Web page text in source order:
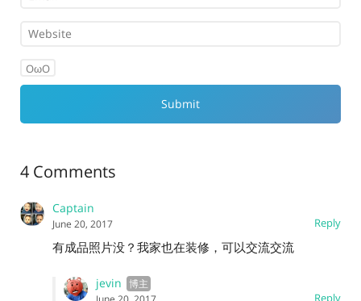
OωO
4 Comments
Captain
Reply
June 20, 2017
有成品照片没？我家也在装修，可以交流交流
jevin
Reply